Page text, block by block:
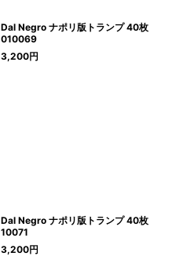
Dal Negro ナポリ版トランプ 40枚
010069
3,200円
Dal Negro ナポリ版トランプ 40枚
10071
3,200円